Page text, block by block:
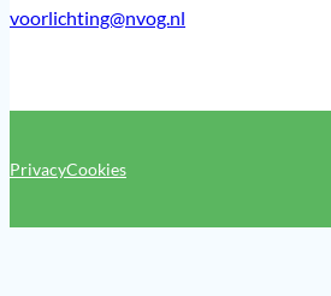
voorlichting@nvog.nl
PrivacyCookies